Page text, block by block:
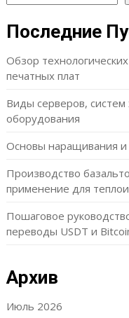
Последние
Обзор
печатных плат
Виды серверов,
оборудования
Основы наращивания и
Производство
применение для
Пошаговое
переводы USDT и
Архив
Июль 2026